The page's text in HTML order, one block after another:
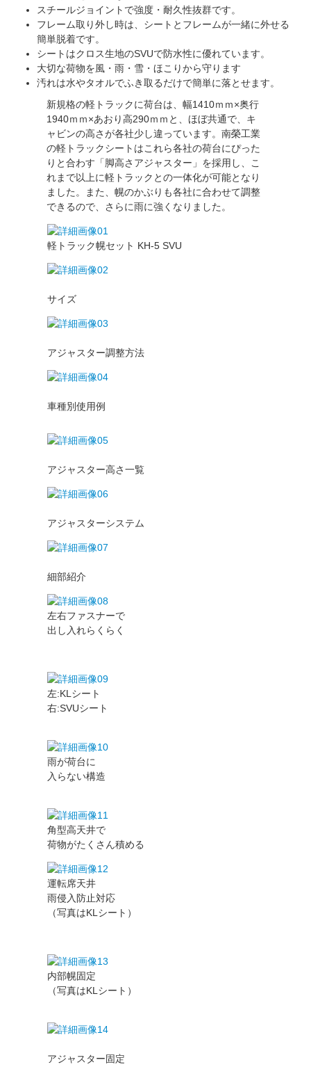
スチールジョイントで強度・耐久性抜群です。
フレーム取り外し時は、シートとフレームが一緒に外せる
簡単脱着です。
シートはクロス生地のSVUで防水性に優れています。
大切な荷物を風・雨・雪・ほこりから守ります
汚れは水やタオルでふき取るだけで簡単に落とせます。
新規格の軽トラックに荷台は、幅1410ｍｍ×奥行
1940ｍｍ×あおり高290ｍｍと、ほぼ共通で、キ
ャビンの高さが各社少し違っています。南榮工業
の軽トラックシートはこれら各社の荷台にぴった
りと合わす「脚高さアジャスター」を採用し、こ
れまで以上に軽トラックとの一体化が可能となり
ました。また、幌のかぶりも各社に合わせて調整
できるので、さらに雨に強くなりました。
軽トラック幌セット KH-5 SVU
サイズ
アジャスター調整方法
車種別使用例
アジャスター高さ一覧
アジャスターシステム
細部紹介
左右ファスナーで
出し入れらくらく
左:KLシート
右:SVUシート
雨が荷台に
入らない構造
角型高天井で
荷物がたくさん積める
運転席天井
雨侵入防止対応
（写真はKLシート）
内部幌固定
（写真はKLシート）
アジャスター固定